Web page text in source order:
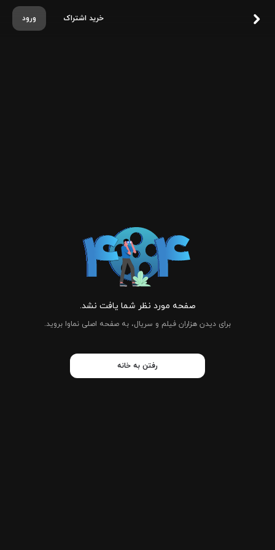
ورود خرید اشتراک
صفحه مورد نظر شما یافت نشد.
برای دیدن هزاران فیلم و سریال، به صفحه اصلی نماوا بروید.
رفتن به خانه